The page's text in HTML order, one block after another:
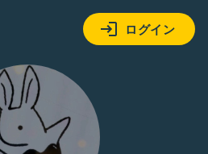
ログイン